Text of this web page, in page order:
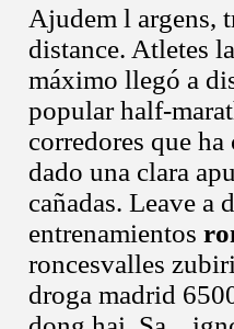
Ajudem l argens,
distance. Atletes
máximo llegó a
popular half-
corredores que
dado una clara
cañadas. Leave a
entrenamientos
roncesvalles
droga madrid